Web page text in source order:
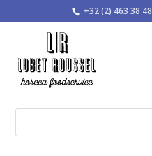
+32 (2) 463 38 48